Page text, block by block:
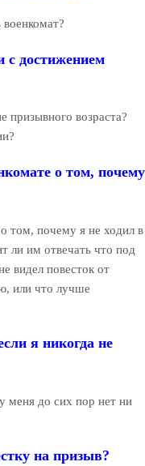
с достижением
призывного возраста?
о том, почему
том, почему я не ходил в
ли им отвечать что под
видел повесток от
или что лучше
я никогда не
меня до сих пор нет ни
на призыв?